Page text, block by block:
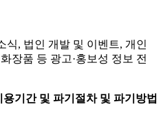
식, 법인 개발 및 이벤트, 개인
장품 등 광고·홍보성 정보 전
기간 및 파기절차 및 파기방법